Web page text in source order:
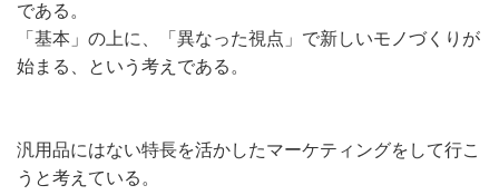
である。
「基本」の上に、「異なった視点」で新しいモノづくりが
始まる、という考えである。
汎用品にはない特長を活かしたマーケティングをして行こ
うと考えている。